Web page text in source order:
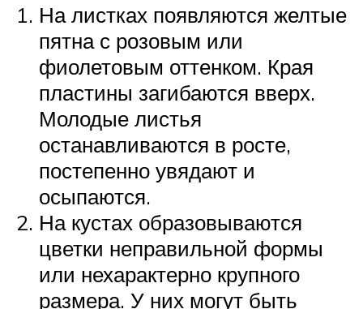
На листках появляются желтые
пятна с розовым или
фиолетовым оттенком. Края
пластины загибаются вверх.
Молодые листья
останавливаются в росте,
постепенно увядают и
осыпаются.
На кустах образовываются
цветки неправильной формы
или нехарактерно крупного
размера. У них могут быть